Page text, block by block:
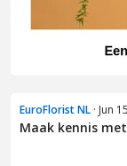
EuroFlorist NL · Jun 15
Maak kennis